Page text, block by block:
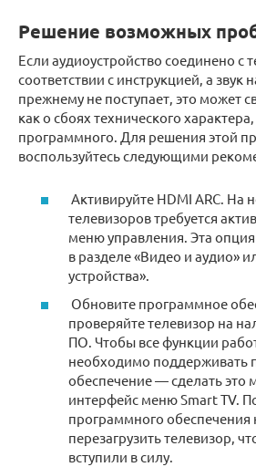
Решение возможных
Если аудиоустройство соединено с
соответствии с инструкцией, а звук
прежнему не поступает, это может
как о сбоях технического характера,
программного. Для решения этой
воспользуйтесь следующими
Активируйте HDMI ARC. На
телевизоров требуется
меню управления. Эта
в разделе «‎Видео и аудио»
устройства».
Обновите программное
проверяйте телевизор на
ПО. Чтобы все функции
необходимо поддерживать
обеспечение — сделать это
интерфейс меню Smart TV.
программного
перезагрузить телевизор,
вступили в силу.